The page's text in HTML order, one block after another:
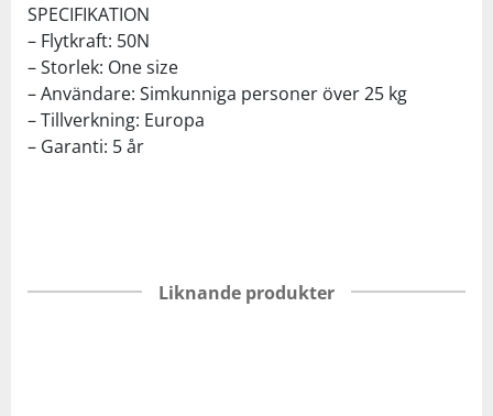
SPECIFIKATION
– Flytkraft: 50N
– Storlek: One size
– Användare: Simkunniga personer över 25 kg
– Tillverkning: Europa
– Garanti: 5 år
Liknande produkter